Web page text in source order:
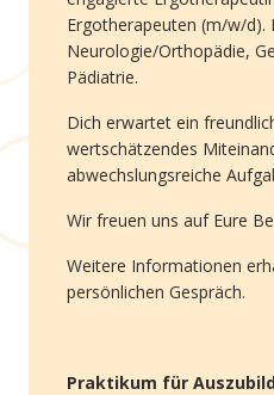
Ergotherapeuten (m/w/d).
Neurologie/Orthopädie,
Pädiatrie.
Dich erwartet ein
wertschätzendes
abwechslungsreiche
Wir freuen uns auf Eure
Weitere Informationen
persönlichen Gespräch.
Praktikum für